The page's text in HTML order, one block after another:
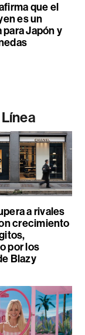
que el
es un
Japón y
a rivales
crecimiento
por los
Blazy